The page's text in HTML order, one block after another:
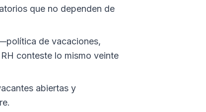
que no dependen de
de vacaciones,
conteste lo mismo veinte
abiertas y